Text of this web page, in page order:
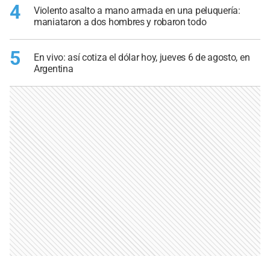
4
Violento asalto a mano armada en una peluquería:
maniataron a dos hombres y robaron todo
5
En vivo: así cotiza el dólar hoy, jueves 6 de agosto, en
Argentina